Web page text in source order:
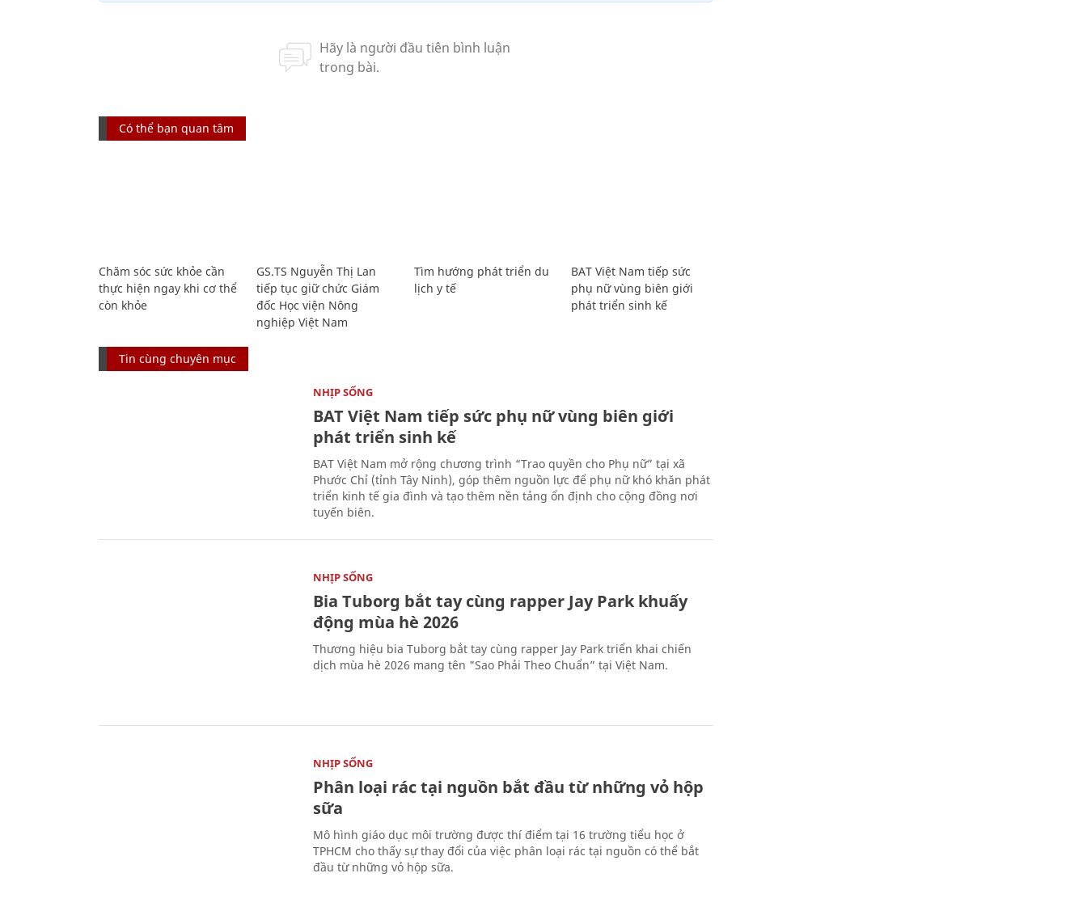
Có thể bạn quan tâm
Chăm sóc sức khỏe cần
thực hiện ngay khi cơ thể
còn khỏe
GS.TS Nguyễn Thị Lan
tiếp tục giữ chức Giám
đốc Học viện Nông
nghiệp Việt Nam
Tìm hướng phát triển du
lịch y tế
BAT Việt Nam tiếp sức
phụ nữ vùng biên giới
phát triển sinh kế
Tin cùng chuyên mục
NHỊP SỐNG
BAT Việt Nam tiếp sức phụ nữ vùng biên giới
phát triển sinh kế
BAT Việt Nam mở rộng chương trình “Trao quyền cho Phụ nữ” tại xã
Phước Chỉ (tỉnh Tây Ninh), góp thêm nguồn lực để phụ nữ khó khăn phát
triển kinh tế gia đình và tạo thêm nền tảng ổn định cho cộng đồng nơi
tuyến biên.
NHỊP SỐNG
Bia Tuborg bắt tay cùng rapper Jay Park khuấy
động mùa hè 2026
Thương hiệu bia Tuborg bắt tay cùng rapper Jay Park triển khai chiến
dịch mùa hè 2026 mang tên "Sao Phải Theo Chuẩn” tại Việt Nam.
NHỊP SỐNG
Phân loại rác tại nguồn bắt đầu từ những vỏ hộp
sữa
Mô hình giáo dục môi trường được thí điểm tại 16 trường tiểu học ở
TPHCM cho thấy sự thay đổi của việc phân loại rác tại nguồn có thể bắt
đầu từ những vỏ hộp sữa.